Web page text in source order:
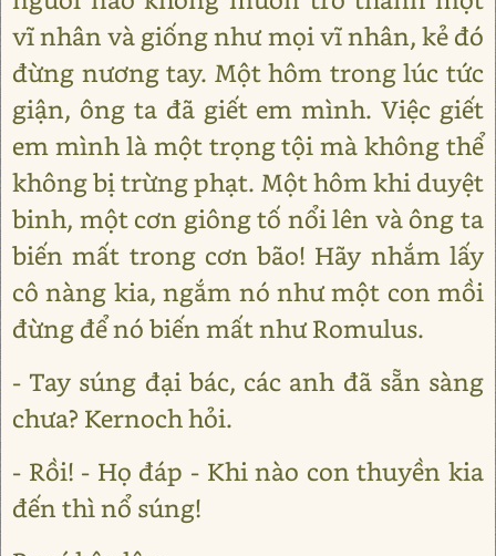
vĩ nhân và giống như mọi vĩ nhân, kẻ đó
đừng nương tay. Một hôm trong lúc tức
giận, ông ta đã giết em mình. Việc giết
em mình là một trọng tội mà không thể
không bị trừng phạt. Một hôm khi duyệt
binh, một cơn giông tố nổi lên và ông ta
biến mất trong cơn bão! Hãy nhắm lấy
cô nàng kia, ngắm nó như một con mồi
đừng để nó biến mất như Romulus.
- Tay súng đại bác, các anh đã sẵn sàng
chưa? Kernoch hỏi.
- Rồi! - Họ đáp - Khi nào con thuyền kia
đến thì nổ súng!